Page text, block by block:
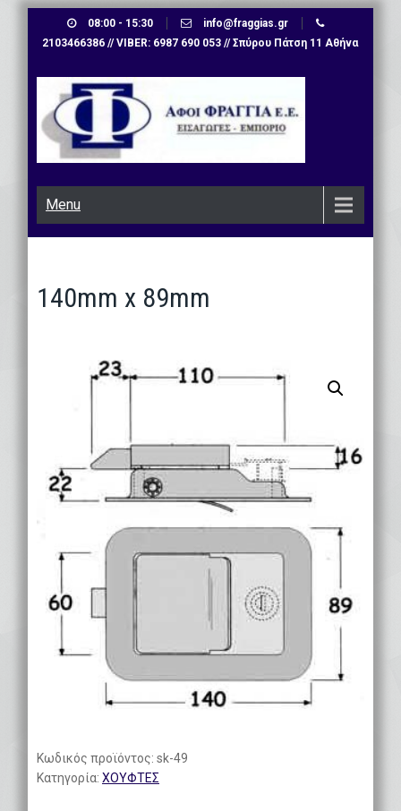
08:00 - 15:30
info@fraggias.gr
2103466386 // VIBER: 6987 690 053 // Σπύρου Πάτση 11 Αθήνα
Menu
140mm x 89mm
Κωδικός προϊόντος: sk-49
Κατηγορία: ΧΟΥΦΤΕΣ